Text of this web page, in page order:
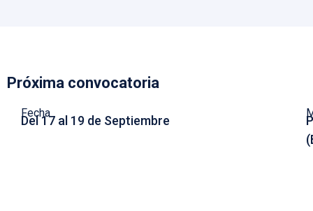
Próxima convocatoria
Fecha
Del 17 al 19 de Septiembre